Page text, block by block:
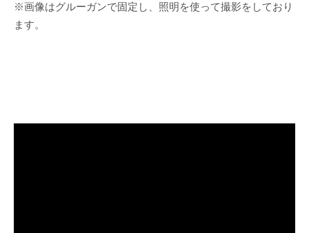
※画像はグルーガンで固定し、照明を使って撮影をしており
ます。